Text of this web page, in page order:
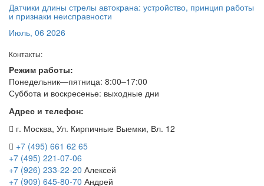
Датчики длины стрелы автокрана: устройство, принцип работы
и признаки неисправности
Июль, 06 2026
Контакты:
Режим работы:
Понедельник—пятница: 8:00–17:00
Суббота и воскресенье: выходные дни
Адрес и телефон:
г. Москва, Ул. Кирпичные Выемки, Вл. 12
+7 (495) 661 62 65
+7 (495) 221-07-06
+7 (926) 233-22-20 Алексей
+7 (909) 645-80-70 Андрей